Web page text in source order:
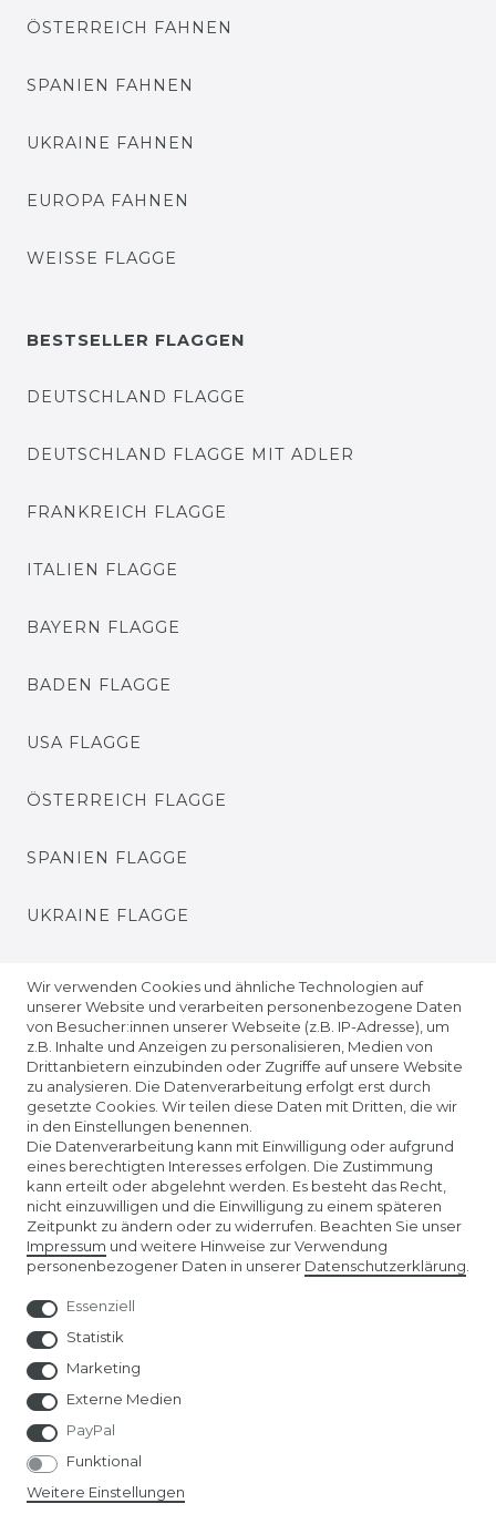
ÖSTERREICH FAHNEN
SPANIEN FAHNEN
UKRAINE FAHNEN
EUROPA FAHNEN
WEISSE FLAGGE
BESTSELLER FLAGGEN
DEUTSCHLAND FLAGGE
DEUTSCHLAND FLAGGE MIT ADLER
FRANKREICH FLAGGE
ITALIEN FLAGGE
BAYERN FLAGGE
BADEN FLAGGE
USA FLAGGE
ÖSTERREICH FLAGGE
SPANIEN FLAGGE
UKRAINE FLAGGE
Unser Affiliate-Programm bei ADCELL
Wir verwenden Cookies und ähnliche Technologien auf
unserer Website und verarbeiten personenbezogene Daten
von Besucher:innen unserer Webseite (z.B. IP-Adresse), um
z.B. Inhalte und Anzeigen zu personalisieren, Medien von
Drittanbietern einzubinden oder Zugriffe auf unsere Website
zu analysieren. Die Datenverarbeitung erfolgt erst durch
gesetzte Cookies. Wir teilen diese Daten mit Dritten, die wir
in den Einstellungen benennen.
Die Datenverarbeitung kann mit Einwilligung oder aufgrund
eines berechtigten Interesses erfolgen. Die Zustimmung
kann erteilt oder abgelehnt werden. Es besteht das Recht,
nicht einzuwilligen und die Einwilligung zu einem späteren
Zeitpunkt zu ändern oder zu widerrufen. Beachten Sie unser
Impressum und weitere Hinweise zur Verwendung
personenbezogener Daten in unserer Daten­schutz­erklärung
Essenziell
Statistik
Marketing
Externe Medien
PayPal
Funktional
Weitere Einstellungen